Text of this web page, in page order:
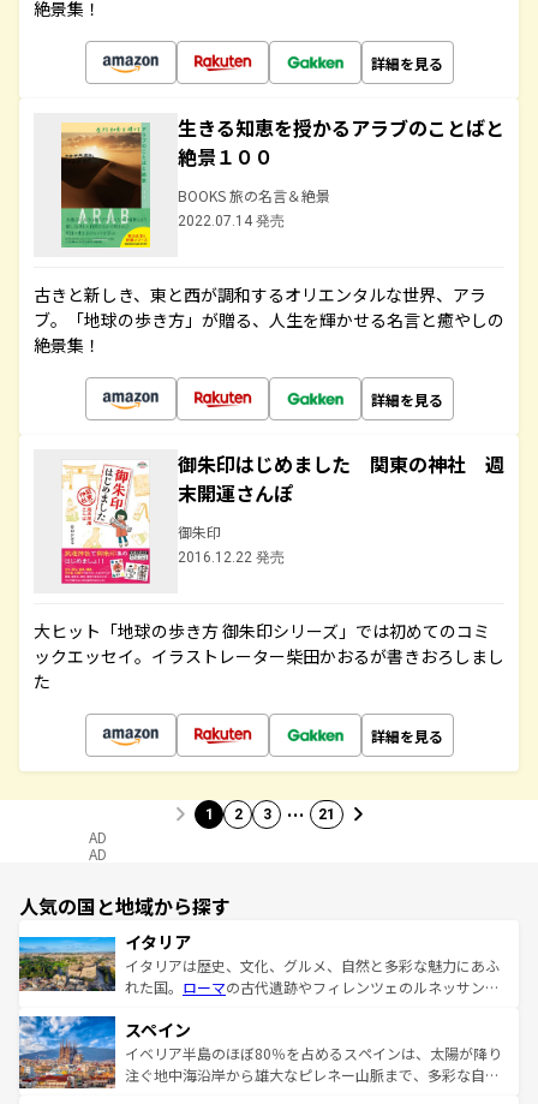
絶景集！
詳細を見る
生きる知恵を授かるアラブのことばと
絶景１００
BOOKS 旅の名言＆絶景
2022.07.14 発売
古きと新しき、東と西が調和するオリエンタルな世界、アラ
ブ。「地球の歩き方」が贈る、人生を輝かせる名言と癒やしの
絶景集！
詳細を見る
御朱印はじめました 関東の神社 週
末開運さんぽ
御朱印
2016.12.22 発売
大ヒット「地球の歩き方 御朱印シリーズ」では初めてのコミ
ックエッセイ。イラストレーター柴田かおるが書きおろしまし
た
詳細を見る
1 2 3 … 21
AD
AD
人気の国と地域から探す
イタリア
イタリアは歴史、文化、グルメ、自然と多彩な魅力にあふ
れた国。 ローマの古代遺跡やフィレンツェのルネッサンス
ろん、トスカーナの美しい田園風景やアマルフィ海岸の絶
景など、自然景観も見逃せない。観光の合間には、本場の
ピザやパスタなど、絶品のイタリア料理を堪能することも
スペイン
イベリア半島のほぼ80％を占めるスペインは、太陽が降り
注ぐ地中海沿岸から雄大なピレネー山脈まで、多彩な自然